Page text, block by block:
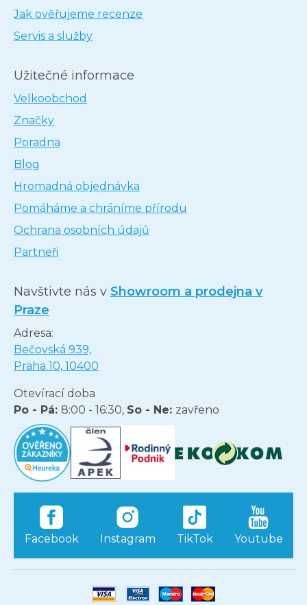
Jak ověřujeme recenze
Servis a služby
Užitečné informace
Velkoobchod
Značky
Poradna
Blog
Hromadná objednávka
Pomáháme a chráníme přírodu
Ochrana osobních údajů
Partneři
Navštivte nás v Showroom a prodejna v
Praze
Adresa:
Bečovská 939,
Praha 10, 10400
Otevírací doba
Po - Pá: 8:00 - 16:30, So - Ne: zavřeno
Facebook Instagram TikTok Youtube